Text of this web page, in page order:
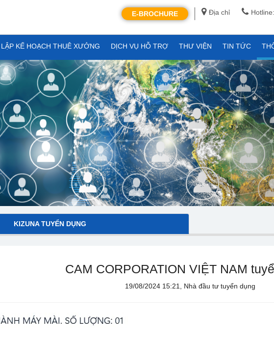
Địa chỉ
E-BROCHURE
LẬP KẾ HOẠCH THUÊ XƯỞNG DỊCH VỤ HỖ TRỢ THƯ VIỆN TIN TỨC
KIZUNA TUYỂN DỤNG
CAM CORPORATION VIỆT NAM
19/08/2024 15:21, Nhà đầu tư tuyển dụng